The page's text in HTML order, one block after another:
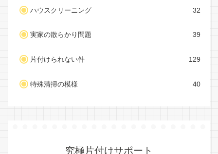
ハウスクリーニング 32
実家の散らかり問題 39
片付けられない件 129
特殊清掃の模様 40
究極片付けサポート